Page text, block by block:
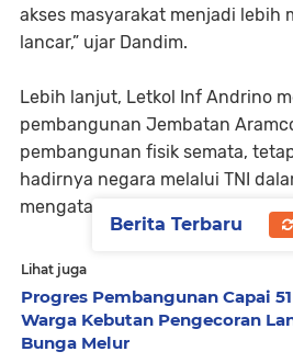
akses masyarakat menjadi lebih
lancar,” ujar Dandim.
Lebih lanjut, Letkol Inf Andrino
pembangunan Jembatan
pembangunan fisik semata,
hadirnya negara melalui TNI
mengatasi kesulitan
Lihat juga
Progres Pembangunan Capai
Warga Kebutan Pengecoran
Bunga Melur
Berita Terbaru